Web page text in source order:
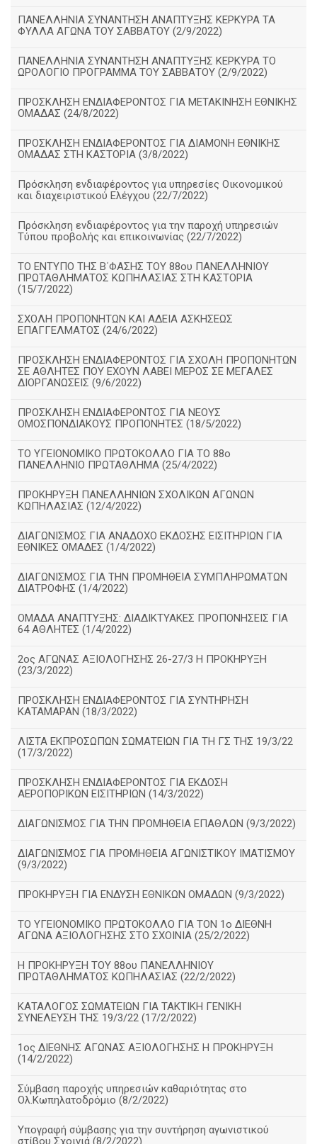
ΠΑΝΕΛΛΗΝΙΑ ΣΥΝΑΝΤΗΣΗ ΑΝΑΠΤΥΞΗΣ ΚΕΡΚΥΡΑ ΤΑ
ΦΥΛΛΑ ΑΓΩΝΑ ΤΟΥ ΣΑΒΒΑΤΟΥ (2/9/2022)
ΠΑΝΕΛΛΗΝΙΑ ΣΥΝΑΝΤΗΣΗ ΑΝΑΠΤΥΞΗΣ ΚΕΡΚΥΡΑ ΤΟ
ΩΡΟΛΟΓΙΟ ΠΡΟΓΡΑΜΜΑ ΤΟΥ ΣΑΒΒΑΤΟΥ (2/9/2022)
ΠΡΟΣΚΛΗΣΗ ΕΝΔΙΑΦΕΡΟΝΤΟΣ ΓΙΑ ΜΕΤΑΚΙΝΗΣΗ ΕΘΝΙΚΗΣ
ΟΜΑΔΑΣ (24/8/2022)
ΠΡΟΣΚΛΗΣΗ ΕΝΔΙΑΦΕΡΟΝΤΟΣ ΓΙΑ ΔΙΑΜΟΝΗ ΕΘΝΙΚΗΣ
ΟΜΑΔΑΣ ΣΤΗ ΚΑΣΤΟΡΙΑ (3/8/2022)
Πρόσκληση ενδιαφέροντος για υπηρεσίες Οικονομικού
και διαχειριστικού Ελέγχου (22/7/2022)
Πρόσκληση ενδιαφέροντος για την παροχή υπηρεσιών
Τύπου προβολής και επικοινωνίας (22/7/2022)
ΤΟ ΕΝΤΥΠΟ ΤΗΣ Β΄ΦΑΣΗΣ ΤΟΥ 88ου ΠΑΝΕΛΛΗΝΙΟΥ
ΠΡΩΤΑΘΛΗΜΑΤΟΣ ΚΩΠΗΛΑΣΙΑΣ ΣΤΗ ΚΑΣΤΟΡΙΑ
(15/7/2022)
ΣΧΟΛΗ ΠΡΟΠΟΝΗΤΩΝ ΚΑΙ ΑΔΕΙΑ ΑΣΚΗΣΕΩΣ
ΕΠΑΓΓΕΛΜΑΤΟΣ (24/6/2022)
ΠΡΟΣΚΛΗΣΗ ΕΝΔΙΑΦΕΡΟΝΤΟΣ ΓΙΑ ΣΧΟΛΗ ΠΡΟΠΟΝΗΤΩΝ
ΣΕ ΑΘΛΗΤΕΣ ΠΟΥ ΕΧΟΥΝ ΛΑΒΕΙ ΜΕΡΟΣ ΣΕ ΜΕΓΑΛΕΣ
ΔΙΟΡΓΑΝΩΣΕΙΣ (9/6/2022)
ΠΡΟΣΚΛΗΣΗ ΕΝΔΙΑΦΕΡΟΝΤΟΣ ΓΙΑ ΝΕΟΥΣ
ΟΜΟΣΠΟΝΔΙΑΚΟΥΣ ΠΡΟΠΟΝΗΤΕΣ (18/5/2022)
ΤΟ ΥΓΕΙΟΝΟΜΙΚΟ ΠΡΩΤΟΚΟΛΛΟ ΓΙΑ ΤΟ 88ο
ΠΑΝΕΛΛΗΝΙΟ ΠΡΩΤΑΘΛΗΜΑ (25/4/2022)
ΠΡΟΚΗΡΥΞΗ ΠΑΝΕΛΛΗΝΙΩΝ ΣΧΟΛΙΚΩΝ ΑΓΩΝΩΝ
ΚΩΠΗΛΑΣΙΑΣ (12/4/2022)
ΔΙΑΓΩΝΙΣΜΟΣ ΓΙΑ ΑΝΑΔΟΧΟ ΕΚΔΟΣΗΣ ΕΙΣΙΤΗΡΙΩΝ ΓΙΑ
ΕΘΝΙΚΕΣ ΟΜΑΔΕΣ (1/4/2022)
ΔΙΑΓΩΝΙΣΜΟΣ ΓΙΑ ΤΗΝ ΠΡΟΜΗΘΕΙΑ ΣΥΜΠΛΗΡΩΜΑΤΩΝ
ΔΙΑΤΡΟΦΗΣ (1/4/2022)
ΟΜΑΔΑ ΑΝΑΠΤΥΞΗΣ: ΔΙΑΔΙΚΤΥΑΚΕΣ ΠΡΟΠΟΝΗΣΕΙΣ ΓΙΑ
64 ΑΘΛΗΤΕΣ (1/4/2022)
2ος ΑΓΩΝΑΣ ΑΞΙΟΛΟΓΗΣΗΣ 26-27/3 Η ΠΡΟΚΗΡΥΞΗ
(23/3/2022)
ΠΡΟΣΚΛΗΣΗ ΕΝΔΙΑΦΕΡΟΝΤΟΣ ΓΙΑ ΣΥΝΤΗΡΗΣΗ
ΚΑΤΑΜΑΡΑΝ (18/3/2022)
ΛΙΣΤΑ ΕΚΠΡΟΣΩΠΩΝ ΣΩΜΑΤΕΙΩΝ ΓΙΑ ΤΗ ΓΣ ΤΗΣ 19/3/22
(17/3/2022)
ΠΡΟΣΚΛΗΣΗ ΕΝΔΙΑΦΕΡΟΝΤΟΣ ΓΙΑ ΕΚΔΟΣΗ
ΑΕΡΟΠΟΡΙΚΩΝ ΕΙΣΙΤΗΡΙΩΝ (14/3/2022)
ΔΙΑΓΩΝΙΣΜΟΣ ΓΙΑ ΤΗΝ ΠΡΟΜΗΘΕΙΑ ΕΠΑΘΛΩΝ (9/3/2022)
ΔΙΑΓΩΝΙΣΜΟΣ ΓΙΑ ΠΡΟΜΗΘΕΙΑ ΑΓΩΝΙΣΤΙΚΟΥ ΙΜΑΤΙΣΜΟΥ
(9/3/2022)
ΠΡΟΚΗΡΥΞΗ ΓΙΑ ΕΝΔΥΣΗ ΕΘΝΙΚΩΝ ΟΜΑΔΩΝ (9/3/2022)
ΤΟ ΥΓΕΙΟΝΟΜΙΚΟ ΠΡΩΤΟΚΟΛΛΟ ΓΙΑ ΤΟΝ 1ο ΔΙΕΘΝΗ
ΑΓΩΝΑ ΑΞΙΟΛΟΓΗΣΗΣ ΣΤΟ ΣΧΟΙΝΙΑ (25/2/2022)
Η ΠΡΟΚΗΡΥΞΗ ΤΟΥ 88ου ΠΑΝΕΛΛΗΝΙΟΥ
ΠΡΩΤΑΘΛΗΜΑΤΟΣ ΚΩΠΗΛΑΣΙΑΣ (22/2/2022)
ΚΑΤΑΛΟΓΟΣ ΣΩΜΑΤΕΙΩΝ ΓΙΑ ΤΑΚΤΙΚΗ ΓΕΝΙΚΗ
ΣΥΝΕΛΕΥΣΗ ΤΗΣ 19/3/22 (17/2/2022)
1ος ΔΙΕΘΝΗΣ ΑΓΩΝΑΣ ΑΞΙΟΛΟΓΗΣΗΣ Η ΠΡΟΚΗΡΥΞΗ
(14/2/2022)
Σύμβαση παροχής υπηρεσιών καθαριότητας στο
Ολ.Κωπηλατοδρόμιο (8/2/2022)
Υπογραφή σύμβασης για την συντήρηση αγωνιστικού
στίβου Σχοινιά (8/2/2022)